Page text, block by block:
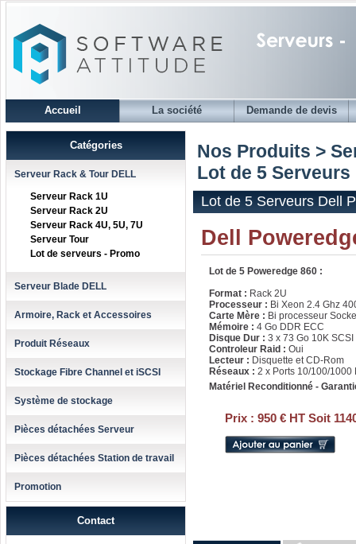
Accueil La société Demande de devis
Catégories
Serveur Rack & Tour DELL
Serveur Rack 1U
Serveur Rack 2U
Serveur Rack 4U, 5U, 7U
Serveur Tour
Lot de serveurs - Promo
Serveur Blade DELL
Armoire, Rack et Accessoires
Produit Réseaux
Stockage Fibre Channel et iSCSI
Système de stockage
Pièces détachées Serveur
Pièces détachées Station de travail
Promotion
Contact
Nos Produits >
Lot de 5 Serveurs
Lot de 5 Serveurs Dell
Dell
Lot de 5 Poweredge 860 :
Format : Rack 2U
Processeur : Bi Xeon 2.4 Ghz
Carte Mère : Bi processeur
Mémoire : 4 Go DDR ECC
Disque Dur : 3 x 73 Go 10K
Controleur Raid : Oui
Lecteur : Disquette et CD-Rom
Réseaux : 2 x Ports 10/100/1000
Matériel Reconditionné -
Prix : 950 € HT Soit